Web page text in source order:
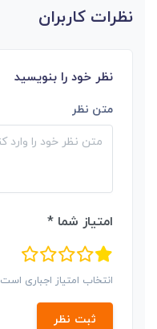
نظرات کاربران
نظر خود را بنویسید
متن نظر
امتیاز شما *
انتخاب امتیاز اجباری است
ثبت نظر